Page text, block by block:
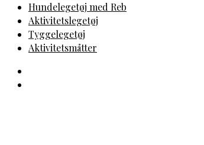
Hundelegetøj med Reb
Aktivitetslegetøj
Tyggelegetøj
Aktivitetsmåtter